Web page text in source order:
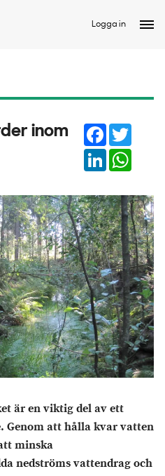
Logga in
inom
Facebook
LinkedIn
är en viktig del av ett
Genom att hålla kvar vatten
minska
nedströms vattendrag och